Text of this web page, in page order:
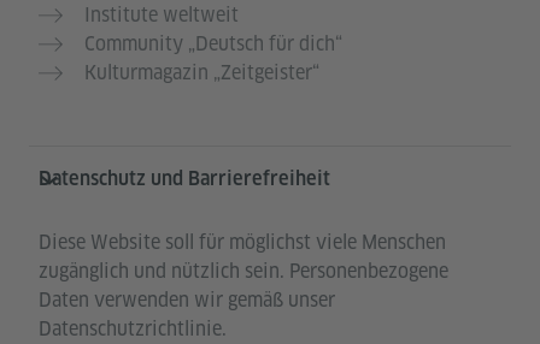
Institute weltweit
Community „Deutsch für dich“
Kulturmagazin „Zeitgeister“
Datenschutz und Barrierefreiheit
Diese Website soll für möglichst viele Menschen
zugänglich und nützlich sein. Personenbezogene
Daten verwenden wir gemäß unser
Datenschutzrichtlinie.